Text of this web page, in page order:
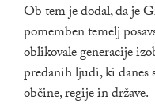
Ob tem je dodal, da je
pomemben temelj
oblikovale generacije
predanih ljudi, ki danes
občine, regije in države.